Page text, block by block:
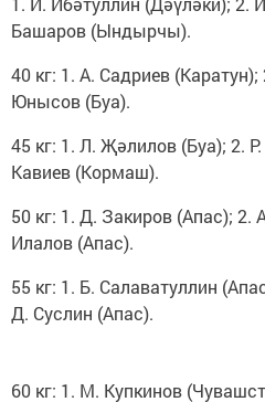
Башаров (Ындырчы).
40 кг: 1. А. Садриев
Юнысов (Буа).
45 кг: 1. Л. Җәлилов (Буа); 2.
Кавиев (Кормаш).
50 кг: 1. Д. Закиров (Апас); 2.
Илалов (Апас).
55 кг: 1. Б. Салаватуллин
Д. Суслин (Апас).
60 кг: 1. М. Купкинов